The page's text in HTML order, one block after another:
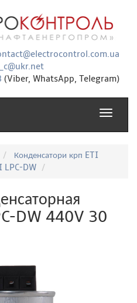
(Viber, WhatsApp, Telegram)
Toggle
Конденсатори крп ETI
LPC-DW
DW 440V 30